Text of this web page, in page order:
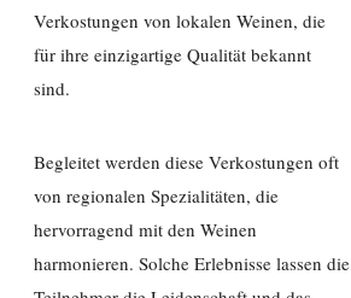
Verkostungen von lokalen Weinen, die
für ihre einzigartige Qualität bekannt
sind.
Begleitet werden diese Verkostungen oft
von regionalen Spezialitäten, die
hervorragend mit den Weinen
harmonieren. Solche Erlebnisse lassen die